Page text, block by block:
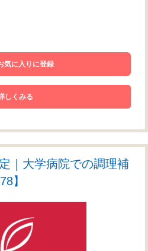
気に入りに登録
しくみる
｜大学病院での調理補
】